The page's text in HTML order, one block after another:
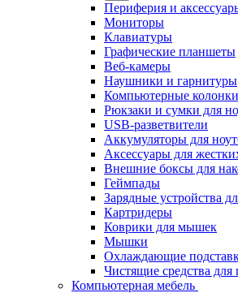
Периферия и
Мониторы
Клавиатуры
Графические планшеты
Веб-камеры
Наушники и гарнитуры
Компьютерные колонки
Рюкзаки и сумки для
USB-разветвители
Аккумуляторы для
Аксессуары для
Внешние боксы для
Геймпады
Зарядные устройства
Картридеры
Коврики для мышек
Мышки
Охлаждающие
Чистящие средства
Компьютерная мебель